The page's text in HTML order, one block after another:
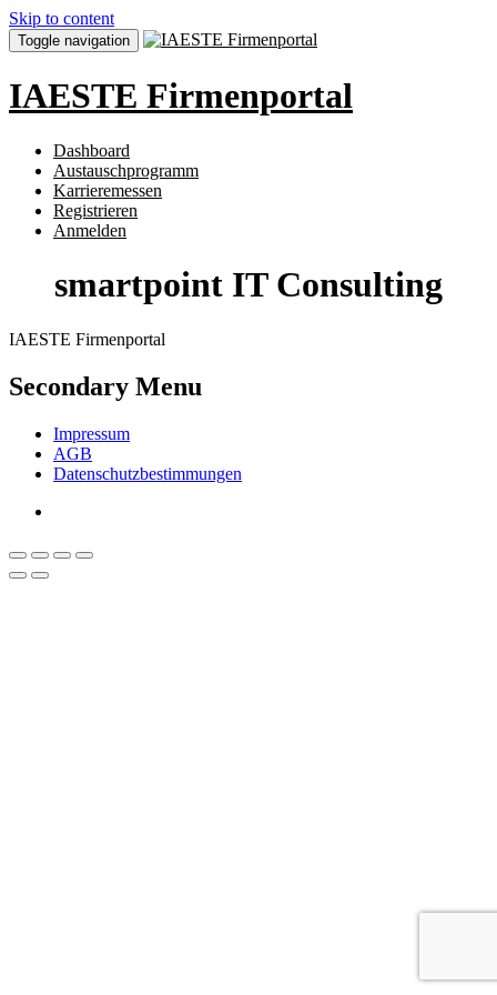
Skip to content
Toggle navigation
IAESTE Firmenportal
Dashboard
Austauschprogramm
Karrieremessen
Registrieren
Anmelden
smartpoint IT Consulting
IAESTE Firmenportal
Secondary Menu
Impressum
AGB
Datenschutzbestimmungen